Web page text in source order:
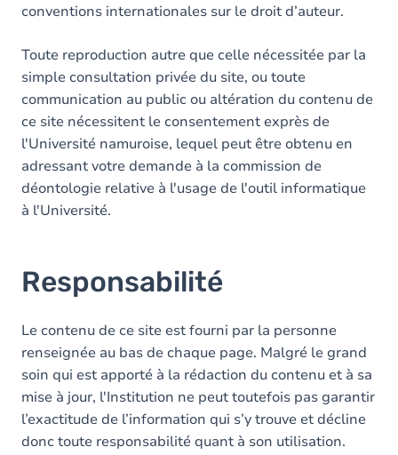
conventions internationales sur le droit d’auteur.
Toute reproduction autre que celle nécessitée par la
simple consultation privée du site, ou toute
communication au public ou altération du contenu de
ce site nécessitent le consentement exprès de
l'Université namuroise, lequel peut être obtenu en
adressant votre demande à la commission de
déontologie relative à l'usage de l'outil informatique
à l'Université.
Responsabilité
Le contenu de ce site est fourni par la personne
renseignée au bas de chaque page. Malgré le grand
soin qui est apporté à la rédaction du contenu et à sa
mise à jour, l'Institution ne peut toutefois pas garantir
l’exactitude de l’information qui s’y trouve et décline
donc toute responsabilité quant à son utilisation.